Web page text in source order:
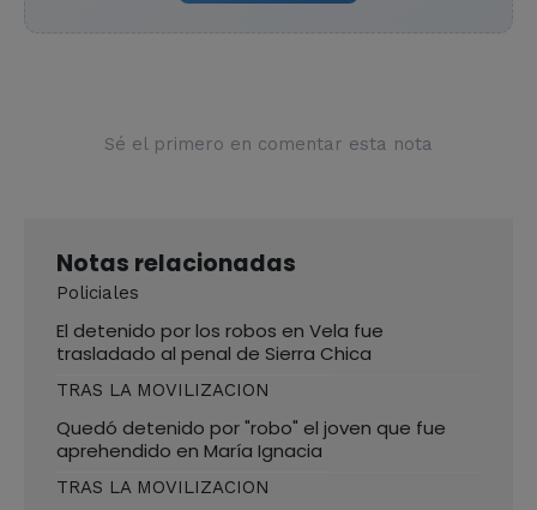
Sé el primero en comentar esta nota
Notas relacionadas
Policiales
El detenido por los robos en Vela fue
trasladado al penal de Sierra Chica
TRAS LA MOVILIZACION
Quedó detenido por "robo" el joven que fue
aprehendido en María Ignacia
TRAS LA MOVILIZACION